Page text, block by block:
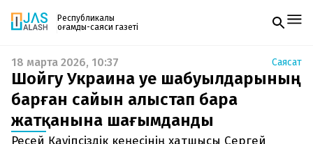
Республикалық
қоғамдық-саяси газеті
Жаңалықтар
Спорт
Live
Руханият
Аймақ
Архив
Газетке жазылу
PDF форматтағы газетті ай сайын электронды
поштаңызға алып отырыңыз. Жаңа нөмір
шыққан сәтте сізге бірден жіберіледі. Тек email
18 марта 2026, 10:37 Саясат
Шойгу Украина әуе шабуылдарының
барған сайын алыстап бара
жатқанына шағымданды
Ресей Қауіпсіздік кеңесінің хатшысы Сергей